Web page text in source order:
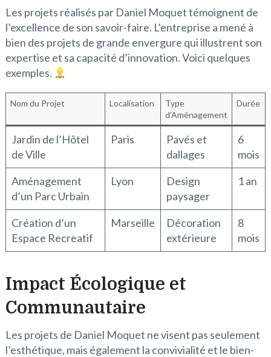
Les projets réalisés par Daniel Moquet témoignent de
l’excellence de son savoir-faire. L’entreprise a mené à
bien des projets de grande envergure qui illustrent son
expertise et sa capacité d’innovation. Voici quelques
exemples.
Nom du Projet Localisation
Type
d’Aménagement
Durée
Jardin de l’Hôtel
de Ville
Paris
Pavés et
dallages
6
mois
Aménagement
d’un Parc Urbain
Lyon
Design
paysager
1 an
Création d’un
Espace Recreatif
Marseille
Décoration
extérieure
8
mois
Impact Écologique et
Communautaire
Les projets de Daniel Moquet ne visent pas seulement
l’esthétique, mais également la convivialité et le bien-